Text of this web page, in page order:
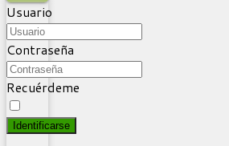
Usuario
Contraseña
Recuérdeme
Identificarse